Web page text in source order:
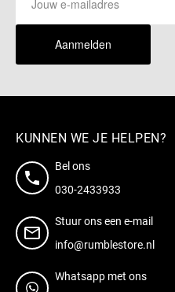
Aanmelden
KUNNEN WE JE HELPEN?
Bel ons
030-2433933
Stuur ons een e-mail
info@rumblestore.nl
Whatsapp met ons